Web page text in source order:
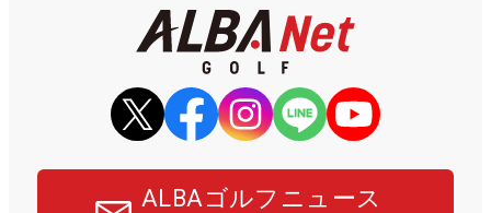
ALBAゴルフニュース